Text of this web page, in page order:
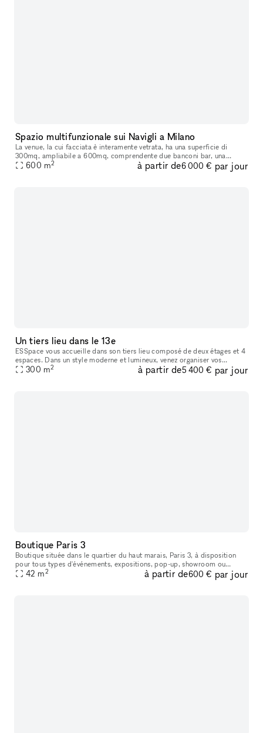
Spazio multifunzionale sui Navigli a Milano
La venue, la cui facciata è interamente vetrata, ha una superficie di
300mq, ampliabile a 600mq, comprendente due banconi bar, una
cucina professionale completamente attrezzata, un desk reception, gu
600 m2 à partir de6 000 € par jour
Un tiers lieu dans le 13e
ESSpace vous accueille dans son tiers lieu composé de deux étages et 4
espaces. Dans un style moderne et lumineux, venez organiser vos
séminaires, réunions, soirées d'entreprises, afterwork ou bien
300 m2 à partir de5 400 € par jour
Boutique Paris 3
Boutique située dans le quartier du haut marais, Paris 3, à disposition
pour tous types d'événements, expositions, pop-up, showroom ou
Fashion Week. Si vous chercher et/ou souhaitez louer notre jolie
42 m2 à partir de600 € par jour